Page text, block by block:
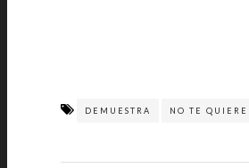
DEMUESTRA NO TE QUIERE